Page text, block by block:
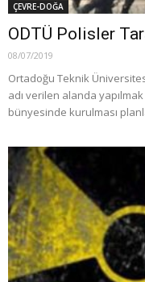
ÇEVRE-DOĞA
ODTÜ Polisler
08/07/2019
Ortadoğu Teknik
adı verilen alanda
bünyesinde kurulması